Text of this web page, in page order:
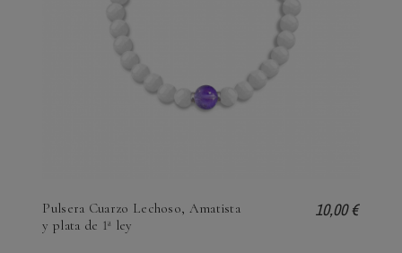
Pulsera Cuarzo Lechoso, Amatista
y plata de 1ª ley
10,00 €